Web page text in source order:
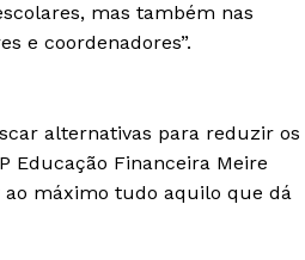
mas também nas
e coordenadores”.
alternativas para reduzir os
Educação Financeira Meire
máximo tudo aquilo que dá